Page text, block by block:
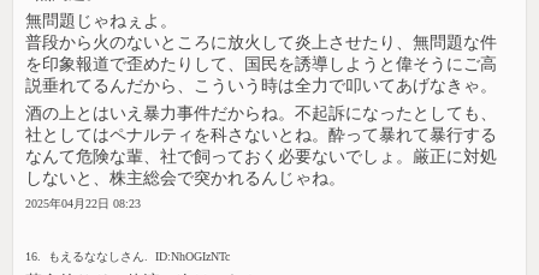
無問題じゃねぇよ。
普段から火のないところに放火して炎上させたり、無問題な件
を印象報道で歪めたりして、国民を誘導しようと偉そうにご高
説垂れてるんだから、こういう時は全力で叩いてあげなきゃ。
酒の上とはいえ暴力事件だからね。不起訴になったとしても、
社としてはペナルティを科さないとね。酔って暴れて暴行する
なんて危険な輩、社で飼っておく必要ないでしょ。厳正に対処
しないと、株主総会で突かれるんじゃね。
2025年04月22日 08:23
16. もえるななしさん. ID:NhOGIzNTc